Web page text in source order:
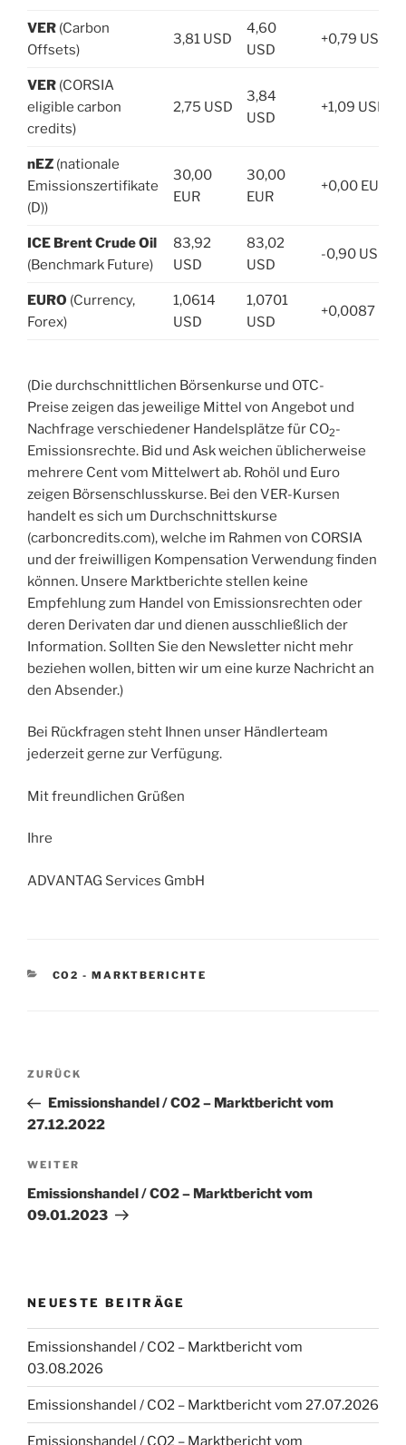
VER (Carbon
Offsets)
3,81 USD
4,60
USD
+0,79 USD
VER (CORSIA
eligible carbon
credits)
2,75 USD
3,84
USD
+1,09 USD
nEZ (nationale
Emissionszertifikate
(D))
30,00
EUR
30,00
EUR
+0,00 EUR
ICE Brent Crude Oil
(Benchmark Future)
83,92
USD
83,02
USD
-0,90 USD
EURO (Currency,
Forex)
1,0614
USD
1,0701
USD
+0,0087 USD
(Die durchschnittlichen Börsenkurse und OTC-
Preise zeigen das jeweilige Mittel von Angebot und
Nachfrage verschiedener Handelsplätze für CO2-
Emissionsrechte. Bid und Ask weichen üblicherweise
mehrere Cent vom Mittelwert ab. Rohöl und Euro
zeigen Börsenschlusskurse. Bei den VER-Kursen
handelt es sich um Durchschnittskurse
(carboncredits.com), welche im Rahmen von CORSIA
und der freiwilligen Kompensation Verwendung finden
können. Unsere Marktberichte stellen keine
Empfehlung zum Handel von Emissionsrechten oder
deren Derivaten dar und dienen ausschließlich der
Information. Sollten Sie den Newsletter nicht mehr
beziehen wollen, bitten wir um eine kurze Nachricht an
den Absender.)
Bei Rückfragen steht Ihnen unser Händlerteam
jederzeit gerne zur Verfügung.
Mit freundlichen Grüßen
Ihre
ADVANTAG Services GmbH
KATEGORIEN
CO2 - MARKTBERICHTE
Beitragsnavigation
Vorheriger
Beitrag
ZURÜCK
Emissionshandel / CO2 – Marktbericht vom
27.12.2022
Nächster
Beitrag
WEITER
Emissionshandel / CO2 – Marktbericht vom
09.01.2023
NEUESTE BEITRÄGE
Emissionshandel / CO2 – Marktbericht vom
03.08.2026
Emissionshandel / CO2 – Marktbericht vom 27.07.2026
Emissionshandel / CO2 – Marktbericht vom